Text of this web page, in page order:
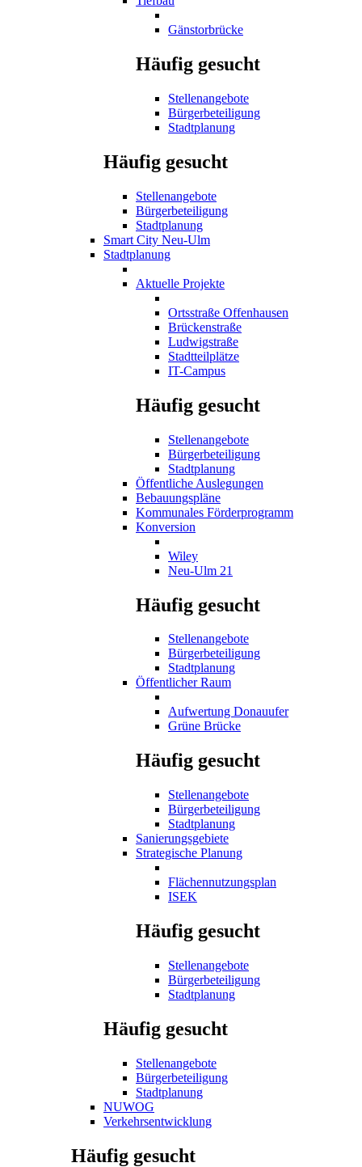
Gänstorbrücke
Häufig gesucht
Stellenangebote
Bürgerbeteiligung
Stadtplanung
Häufig gesucht
Stellenangebote
Bürgerbeteiligung
Stadtplanung
Smart City Neu-Ulm
Stadtplanung
Aktuelle Projekte
Ortsstraße Offenhausen
Brückenstraße
Ludwigstraße
Stadtteilplätze
IT-Campus
Häufig gesucht
Stellenangebote
Bürgerbeteiligung
Stadtplanung
Öffentliche Auslegungen
Bebauungspläne
Kommunales Förderprogramm
Konversion
Wiley
Neu-Ulm 21
Häufig gesucht
Stellenangebote
Bürgerbeteiligung
Stadtplanung
Öffentlicher Raum
Aufwertung Donauufer
Grüne Brücke
Häufig gesucht
Stellenangebote
Bürgerbeteiligung
Stadtplanung
Sanierungsgebiete
Strategische Planung
Flächennutzungsplan
ISEK
Häufig gesucht
Stellenangebote
Bürgerbeteiligung
Stadtplanung
Häufig gesucht
Stellenangebote
Bürgerbeteiligung
Stadtplanung
NUWOG
Verkehrsentwicklung
Häufig gesucht